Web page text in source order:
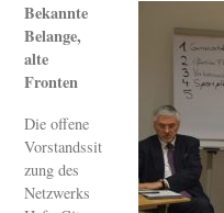
Bekannte
Belange,
alte
Fronten
Die offene
Vorstandssit
zung des
Netzwerks